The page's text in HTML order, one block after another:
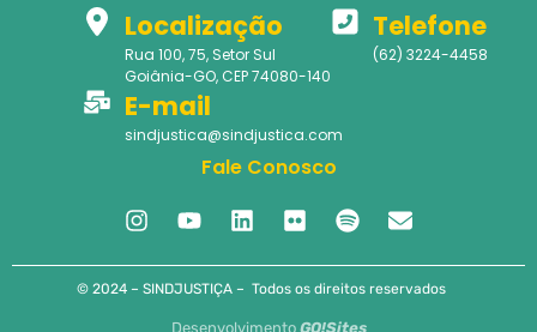
Localização
Rua 100, 75, Setor Sul
Goiânia-GO, CEP 74080-140
Telefone
(62) 3224-4458
E-mail
sindjustica@sindjustica.com
Fale Conosco
© 2024 – SINDJUSTIÇA – Todos os direitos reservados
Desenvolvimento GO!Sites